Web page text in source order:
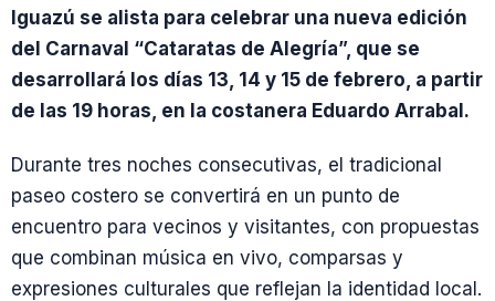
Iguazú se alista para celebrar una nueva edición
del Carnaval “Cataratas de Alegría”, que se
desarrollará los días 13, 14 y 15 de febrero, a partir
de las 19 horas, en la costanera Eduardo Arrabal.
Durante tres noches consecutivas, el tradicional
paseo costero se convertirá en un punto de
encuentro para vecinos y visitantes, con propuestas
que combinan música en vivo, comparsas y
expresiones culturales que reflejan la identidad local.